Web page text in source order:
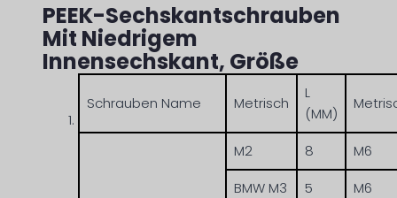
PEEK-Sechskantschrauben
Mit Niedrigem
Innensechskant, Größe
Schrauben Name Metrisch
L
(MM)
M2 8
M6
BMW M3
5
M6